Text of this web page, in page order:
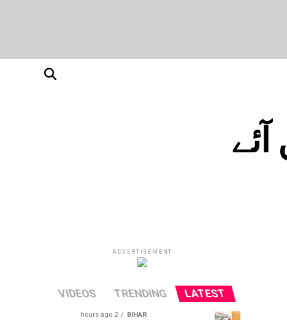
ADVERTISEMENT
LATEST
TRENDING
VIDEOS
BIHAR
2 hours ago